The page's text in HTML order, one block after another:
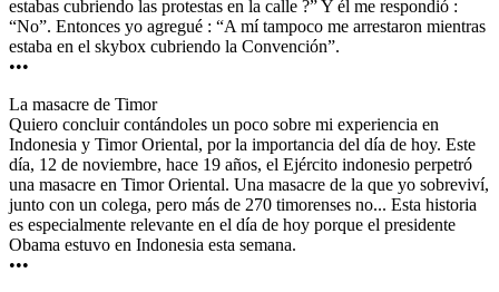
estabas cubriendo las protestas en la calle ?” Y él me respondió :
“No”. Entonces yo agregué : “A mí tampoco me arrestaron mientras
estaba en el skybox cubriendo la Convención”.
•••
La masacre de Timor
Quiero concluir contándoles un poco sobre mi experiencia en
Indonesia y Timor Oriental, por la importancia del día de hoy. Este
día, 12 de noviembre, hace 19 años, el Ejército indonesio perpetró
una masacre en Timor Oriental. Una masacre de la que yo sobreviví,
junto con un colega, pero más de 270 timorenses no... Esta historia
es especialmente relevante en el día de hoy porque el presidente
Obama estuvo en Indonesia esta semana.
•••